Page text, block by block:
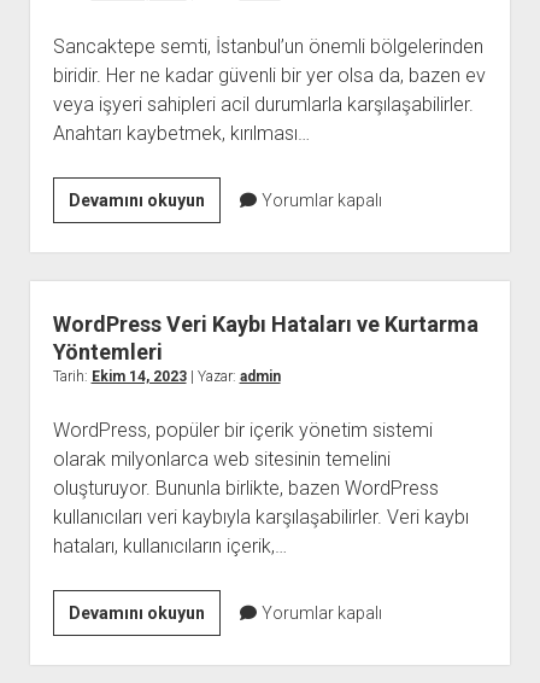
Sancaktepe semti, İstanbul’un önemli bölgelerinden
biridir. Her ne kadar güvenli bir yer olsa da, bazen ev
veya işyeri sahipleri acil durumlarla karşılaşabilirler.
Anahtarı kaybetmek, kırılması…
Devamını okuyunSancaktepe
Çilingir
Yorumlar kapalı
WordPress Veri Kaybı Hataları ve Kurtarma
Yöntemleri
Tarih: Ekim 14, 2023| Yazar: admin
WordPress, popüler bir içerik yönetim sistemi
olarak milyonlarca web sitesinin temelini
oluşturuyor. Bununla birlikte, bazen WordPress
kullanıcıları veri kaybıyla karşılaşabilirler. Veri kaybı
hataları, kullanıcıların içerik,…
Devamını okuyunWordPress
Veri
Kaybı
Yorumlar kapalı